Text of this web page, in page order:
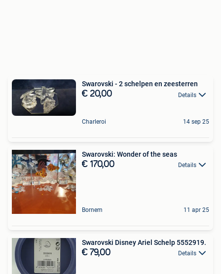
Swarovski - 2 schelpen en zeesterren
€ 20,00 Details
Charleroi 14 sep 25
Swarovski: Wonder of the seas
€ 170,00 Details
Bornem 11 apr 25
Swarovski Disney Ariel Schelp 5552919.
€ 79,00 Details